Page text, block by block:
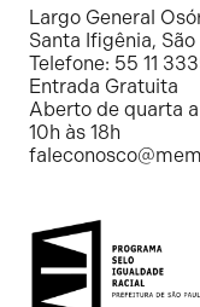
Resistência
Largo General
Santa Ifigênia, São
Telefone: 55 11
Entrada Gratuita
Aberto de quarta
10h às 18h